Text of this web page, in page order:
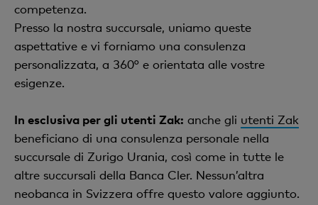
competenza.
Presso la nostra succursale, uniamo queste
aspettative e vi forniamo una consulenza
personalizzata, a 360° e orientata alle vostre
esigenze.
In esclusiva per gli utenti Zak: anche gli utenti Zak
beneficiano di una consulenza personale nella
succursale di Zurigo Urania, così come in tutte le
altre succursali della Banca Cler. Nessun’altra
neobanca in Svizzera offre questo valore aggiunto.